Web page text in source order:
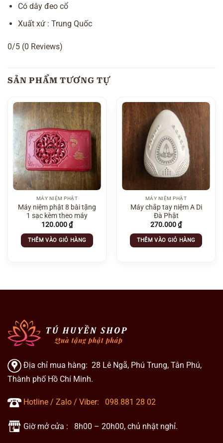
Có dây đeo cổ
Xuất xứ : Trung Quốc
0/5 (0 Reviews)
SẢN PHẨM TƯƠNG TỰ
MÁY NIỆM PHẬT
Máy niệm phật 8 bài tặng
1 sạc kèm theo máy
120.000₫
THÊM VÀO GIỎ HÀNG
MÁY NIỆM PHẬT
Máy chắp tay niệm A Di
Đà Phật
270.000₫
THÊM VÀO GIỎ HÀNG
Địa chỉ mua hàng: 28 Lê Ngã, Phú Trung, Tân Phú,
Thành phố Hồ Chí Minh.
Hotline / Zalo / Viber: 098 881 28 02
Giờ mở cửa : 8h00 – 20h00, chủ nhật nghỉ.